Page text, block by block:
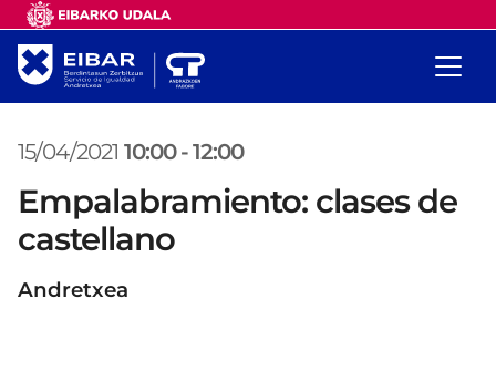
15/04/2021 10:00 -12:00
Empalabramiento: clases de
castellano
Andretxea